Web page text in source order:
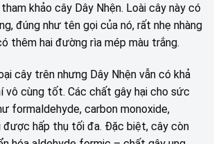
khảo cây Dây Nhện. Loài cây này có
đúng như tên gọi của nó, rất nhẹ nhàng
thêm hai đường rìa mép màu trắng.
cây trên nhưng Dây Nhện vẫn có khả
vô cùng tốt. Các chất gây hại cho sức
formaldehyde, carbon monoxide,
được hấp thụ tối đa. Đặc biệt, cây còn